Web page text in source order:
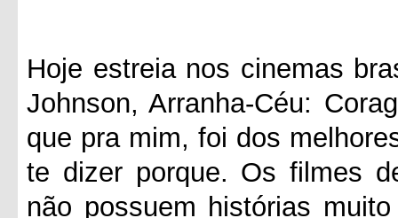
Hoje estreia nos cinemas
Johnson, Arranha-Céu:
que pra mim, foi dos
te dizer porque. Os filmes
não possuem histórias